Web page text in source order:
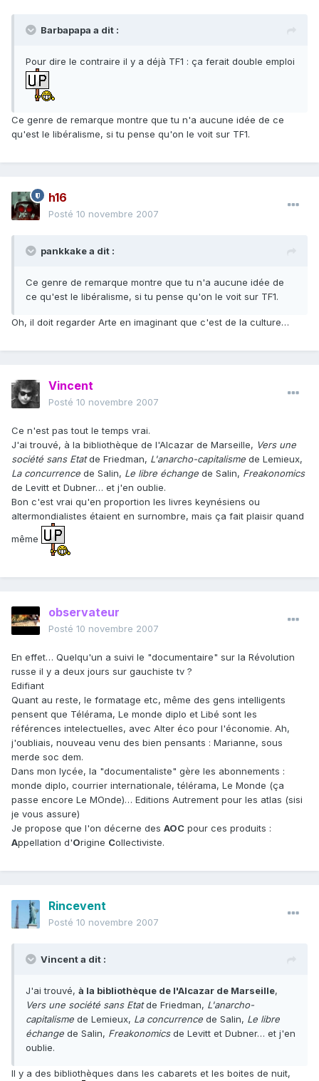
Barbapapa a dit :
Pour dire le contraire il y a déjà TF1 : ça ferait double emploi
Ce genre de remarque montre que tu n'a aucune idée de ce
qu'est le libéralisme, si tu pense qu'on le voit sur TF1.
h16
Posté 10 novembre 2007
pankkake a dit :
Ce genre de remarque montre que tu n'a aucune idée de
ce qu'est le libéralisme, si tu pense qu'on le voit sur TF1.
Oh, il doit regarder Arte en imaginant que c'est de la culture…
Vincent
Posté 10 novembre 2007
Ce n'est pas tout le temps vrai.
J'ai trouvé, à la bibliothèque de l'Alcazar de Marseille, Vers une
société sans Etatde Friedman, L'anarcho-capitalisme de Lemieux,
La concurrence de Salin, Le libre échange de Salin, Freakonomics
de Levitt et Dubner… et j'en oublie.
Bon c'est vrai qu'en proportion les livres keynésiens ou
altermondialistes étaient en surnombre, mais ça fait plaisir quand
même
observateur
Posté 10 novembre 2007
En effet… Quelqu'un a suivi le "documentaire" sur la Révolution
russe il y a deux jours sur gauchiste tv ?
Edifiant
Quant au reste, le formatage etc, même des gens intelligents
pensent que Télérama, Le monde diplo et Libé sont les
références intelectuelles, avec Alter éco pour l'économie. Ah,
j'oubliais, nouveau venu des bien pensants : Marianne, sous
merde soc dem.
Dans mon lycée, la "documentaliste" gère les abonnements :
monde diplo, courrier internationale, télérama, Le Monde (ça
passe encore Le MOnde)… Editions Autrement pour les atlas (sisi
je vous assure)
Je propose que l'on décerne des AOC pour ces produits :
Appellation d'Origine Collectiviste.
Rincevent
Posté 10 novembre 2007
Vincent a dit :
J'ai trouvé, à la bibliothèque de l'Alcazar de Marseille,
Vers une société sans Etatde Friedman, L'anarcho-
capitalisme de Lemieux, La concurrence de Salin, Le libre
échange de Salin, Freakonomicsde Levitt et Dubner… et j'en
oublie.
Il y a des bibliothèques dans les cabarets et les boites de nuit,